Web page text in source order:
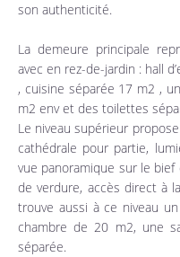
son authenticité.
La demeure principale
avec en rez-de-jardin : hall
, cuisine séparée 17 m2 ,
m2 env et des toilettes
Le niveau supérieur
cathédrale pour partie,
vue panoramique sur le
de verdure, accès direct à
trouve aussi à ce niveau
chambre de 20 m2, une
séparée.